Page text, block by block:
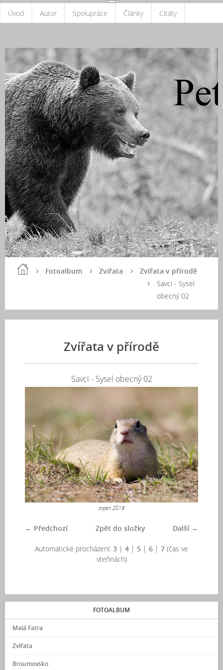
Úvod Autor Spolupráce Články Citáty
Fotoalbum Zvířata
Zvířata v přírodě
Savci - Sysel
obecný 02
Zvířata v přírodě
Savci - Sysel obecný 02
srpen 2019
← Předchozí Další →
Zpět do složky
Automatické procházení: 3 | 4 | 5 | 6 | 7 (čas ve
vteřinách)
FOTOALBUM
Malá Fatra
Zvířata
Broumovsko